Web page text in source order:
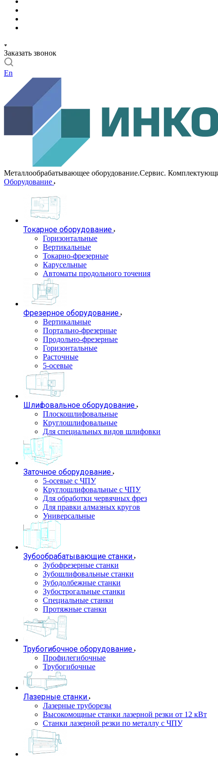
Заказать звонок
En
Металлообрабатывающее оборудование.Сервис.
Оборудование
Токарное оборудование
Горизонтальные
Вертикальные
Токарно-фрезерные
Карусельные
Автоматы продольного точения
Фрезерное оборудование
Вертикальные
Портально-фрезерные
Продольно-фрезерные
Горизонтальные
Расточные
5-осевые
Шлифовальное оборудование
Плоскошлифовальные
Круглошлифовальные
Для специальных видов шлифовки
Заточное оборудование
5-осевые с ЧПУ
Круглошлифовальные с ЧПУ
Для обработки червячных фрез
Для правки алмазных кругов
Универсальные
Зубообрабатывающие станки
Зубофрезерные станки
Зубошлифовальные станки
Зубодолбежные станки
Зубострогальные станки
Специальные станки
Протяжные станки
Трубогибочное оборудование
Профилегибочные
Трубогибочные
Лазерные станки
Лазерные труборезы
Высокомощные станки лазерной резки от 12 кВт
Станки лазерной резки по металлу с ЧПУ